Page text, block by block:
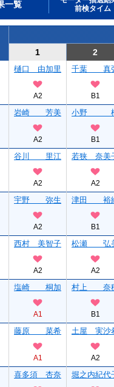
一覧
前検タイム
1
2
樋口 由加里
A2
千葉 真
B1
岩崎 芳美
A2
小野
B1
谷川 里江
A2
若狭 奈美
A2
宇野 弥生
A2
津田 裕
B1
西村 美智子
A2
松瀬 弘
A2
塩崎 桐加
A1
村上 奈
B1
藤原 菜希
A1
土屋 実沙
A2
喜多須 杏奈 堀之内紀代